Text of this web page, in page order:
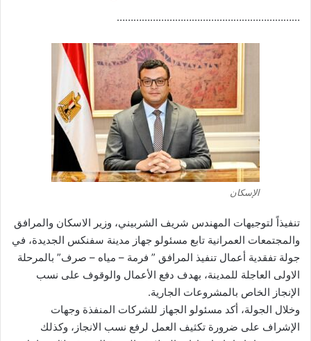
…………………………………………………………
الإسكان
تنفيذاً لتوجيهات المهندس شريف الشربيني، وزير الاسكان والمرافق
والمجتمعات العمرانية تابع مسئولو جهاز مدينة سفنكس الجديدة، في
جولة تفقدية أعمال تنفيذ المرافق ” فرمة – مياه – صرف” بالمرحلة
الاولى العاجلة للمدينة، بهدف دفع الأعمال والوقوف على نسب
الإنجاز الخاص بالمشروعات الجارية.
وخلال الجولة، أكد مسئولو الجهاز للشركات المنفذة وجهات
الإشراف على ضرورة تكثيف العمل لرفع نسب الانجاز، وكذلك